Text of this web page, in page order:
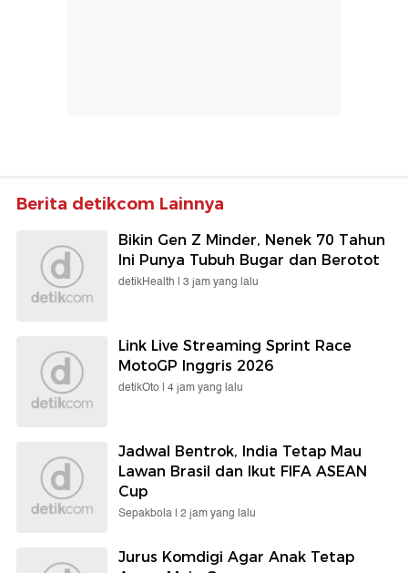
Berita detikcom Lainnya
Bikin Gen Z Minder, Nenek 70 Tahun
Ini Punya Tubuh Bugar dan Berotot
detikHealth | 3 jam yang lalu
Link Live Streaming Sprint Race
MotoGP Inggris 2026
detikOto | 4 jam yang lalu
Jadwal Bentrok, India Tetap Mau
Lawan Brasil dan Ikut FIFA ASEAN
Cup
Sepakbola | 2 jam yang lalu
Jurus Komdigi Agar Anak Tetap